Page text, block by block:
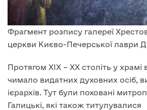
Фрагмент розпису галереї
церкви Києво-Печерської лаври
Протягом XIX – XX століть у храмі
чимало видатних духовних осіб,
ієрархів. Тут були поховані
Галицькі, які також титулувалися